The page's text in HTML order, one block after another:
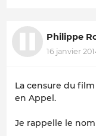
Philippe
16 janvier
La censure du
en Appel.
Je rappelle le